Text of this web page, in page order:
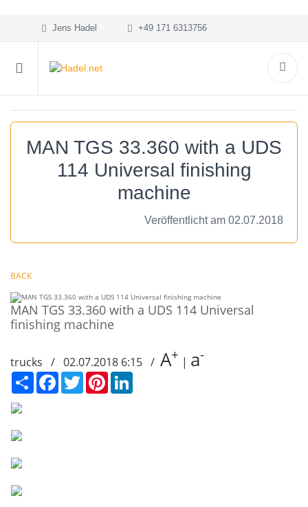
Jens Hadel +49 171 6313756
MAN TGS 33.360 with a UDS
114 Universal finishing
machine
Veröffentlicht am 02.07.2018
BACK
MAN TGS 33.360 with a UDS 114 Universal
finishing machine
trucks / 02.07.2018 6:15 / A+ | a-
СподелиFacebookTwitter Pinterest